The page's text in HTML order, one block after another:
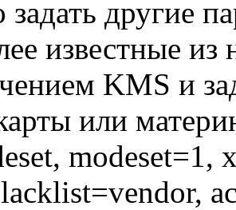
другие
известные
KMS и
или
modeset=1,